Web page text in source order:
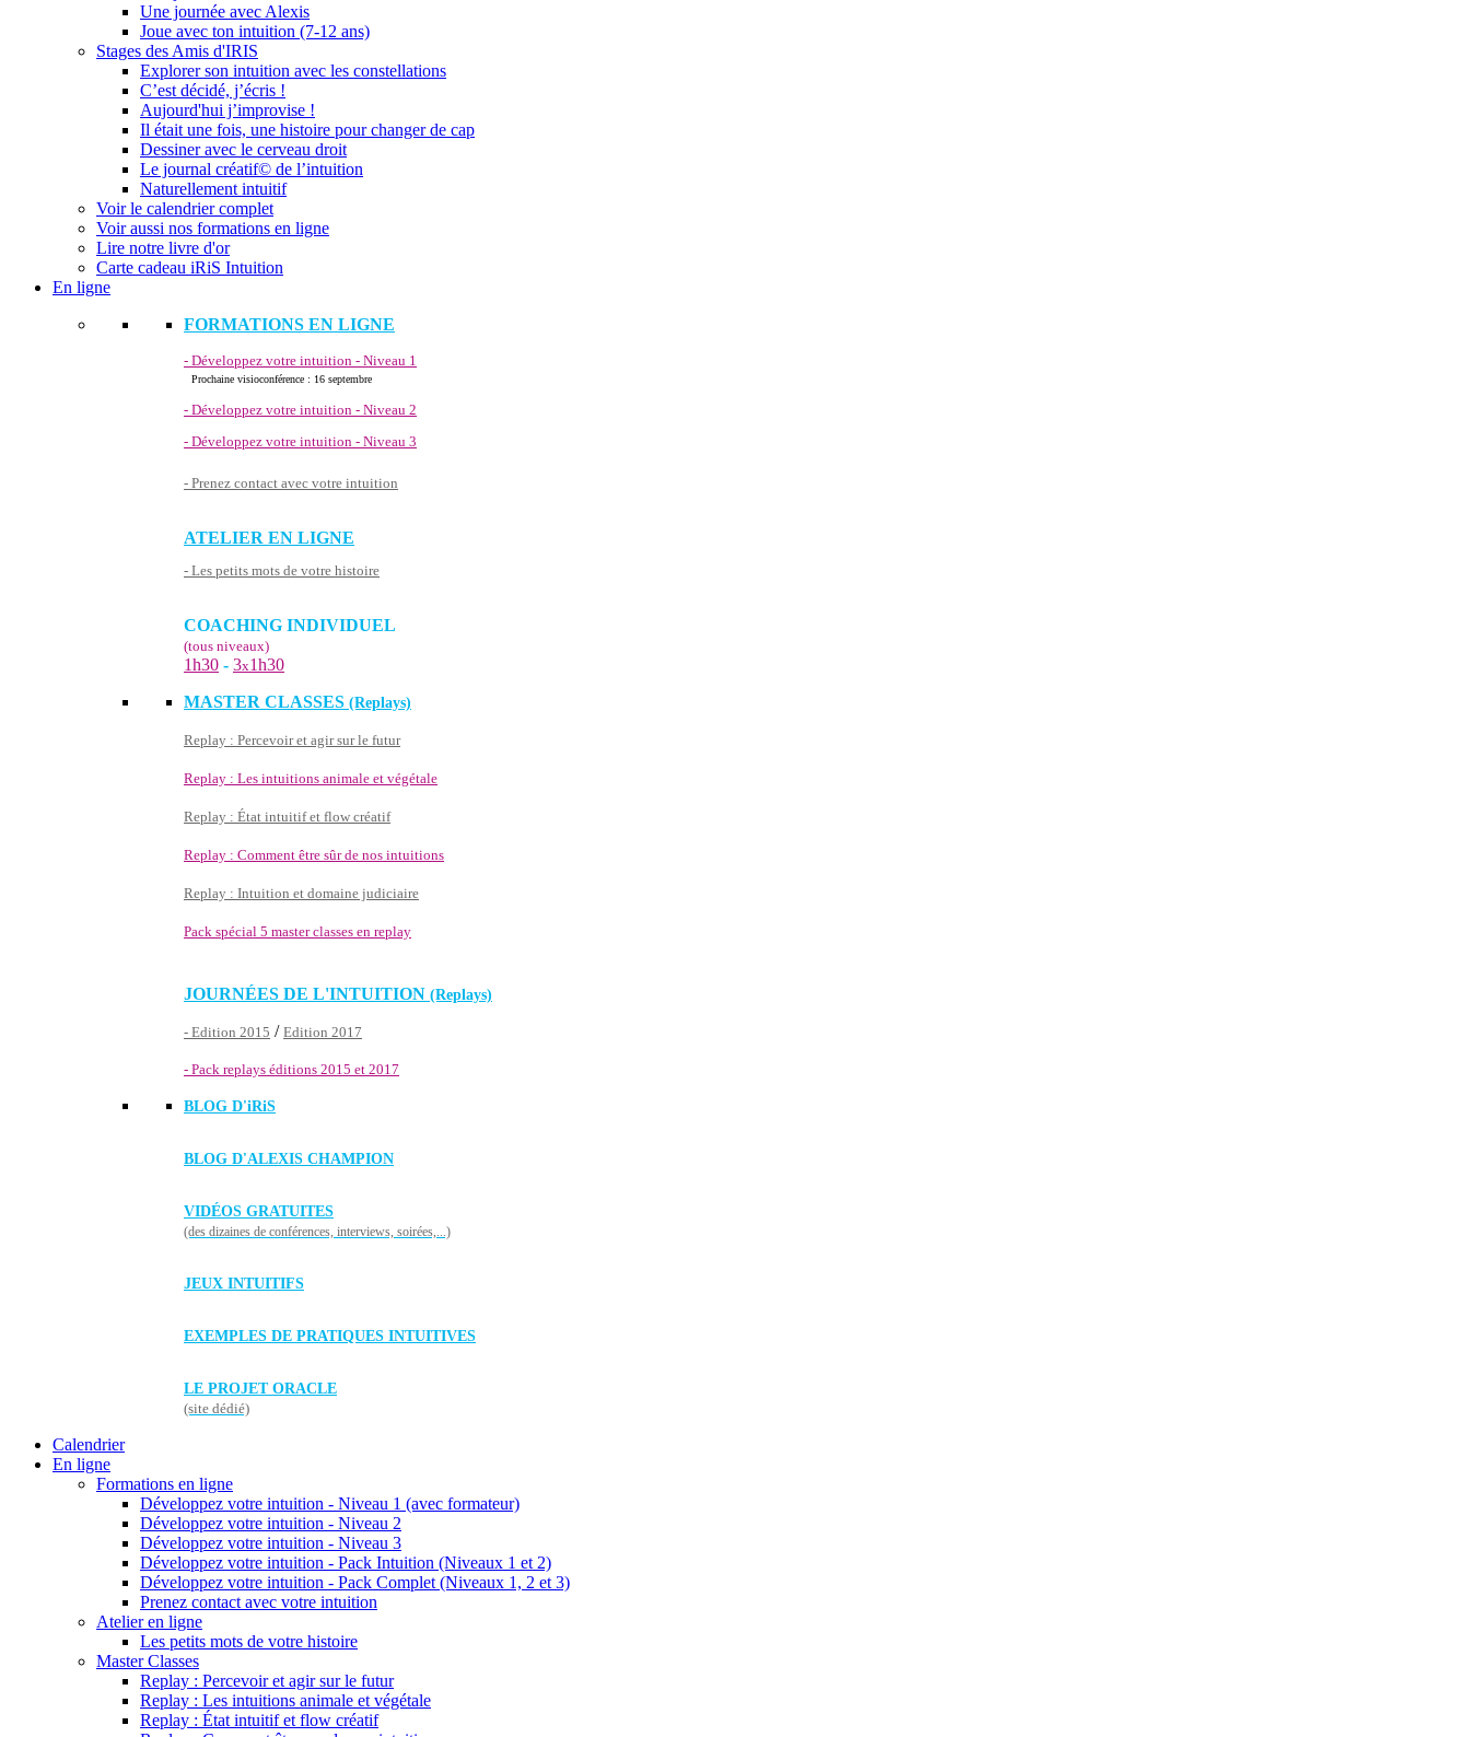
Une journée avec Alexis
Joue avec ton intuition (7-12 ans)
Stages des Amis d'IRIS
Explorer son intuition avec les constellations
C’est décidé, j’écris !
Aujourd'hui j’improvise !
Il était une fois, une histoire pour changer de cap
Dessiner avec le cerveau droit
Le journal créatif© de l’intuition
Naturellement intuitif
Voir le calendrier complet
Voir aussi nos formations en ligne
Lire notre livre d'or
Carte cadeau iRiS Intuition
En ligne
FORMATIONS EN LIGNE
- Développez votre intuition - Niveau 1
Prochaine visioconférence : 16 septembre
- Développez votre intuition - Niveau 2
- Développez votre intuition - Niveau 3
- Prenez contact avec votre intuition
ATELIER EN LIGNE
- Les petits mots de votre histoire
COACHING INDIVIDUEL
(tous niveaux)
1h30 - 3x1h30
MASTER CLASSES (Replays)
Replay : Percevoir et agir sur le futur
Replay : Les intuitions animale et végétale
Replay : État intuitif et flow créatif
Replay : Comment être sûr de nos intuitions
Replay : Intuition et domaine judiciaire
Pack spécial 5 master classes en replay
JOURNÉES DE L'INTUITION (Replays)
- Edition 2015 / Edition 2017
- Pack replays éditions 2015 et 2017
BLOG D'iRiS
BLOG D'ALEXIS CHAMPION
VIDÉOS GRATUITES
(des dizaines de conférences, interviews, soirées,...)
JEUX INTUITIFS
EXEMPLES DE PRATIQUES INTUITIVES
LE PROJET ORACLE
(site dédié)
Calendrier
En ligne
Formations en ligne
Développez votre intuition - Niveau 1 (avec formateur)
Développez votre intuition - Niveau 2
Développez votre intuition - Niveau 3
Développez votre intuition - Pack Intuition (Niveaux 1 et 2)
Développez votre intuition - Pack Complet (Niveaux 1, 2 et 3)
Prenez contact avec votre intuition
Atelier en ligne
Les petits mots de votre histoire
Master Classes
Replay : Percevoir et agir sur le futur
Replay : Les intuitions animale et végétale
Replay : État intuitif et flow créatif